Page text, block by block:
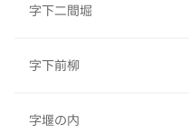
字下二間堀
字下前柳
字堰の内